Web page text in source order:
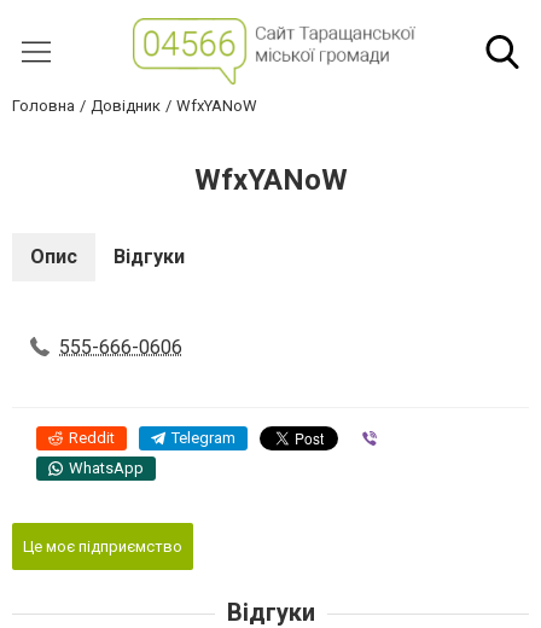
Головна Довідник WfxYANoW
WfxYANoW
Опис Відгуки
555-666-0606
Reddit Telegram
WhatsApp
Це моє підприємство
Відгуки